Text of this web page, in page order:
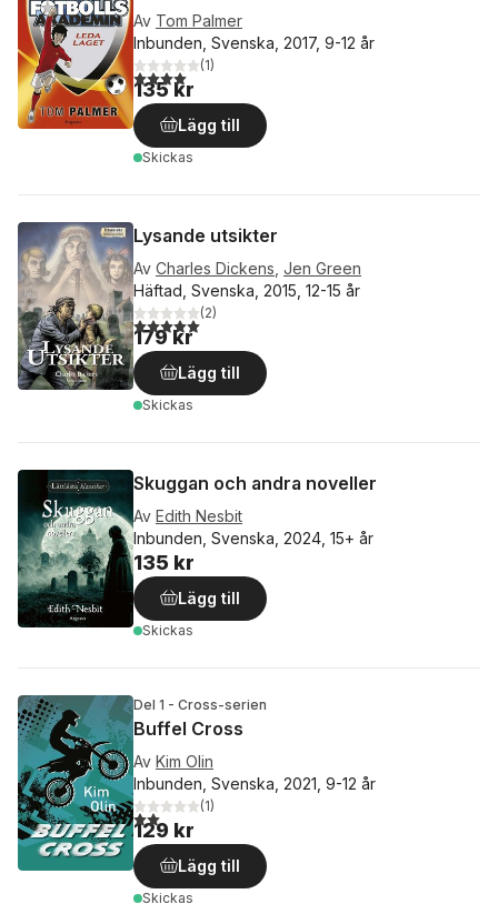
Av Tom Palmer
Inbunden, Svenska, 2017, 9-12 år
4,0utav 5 stjärnor. Totalt antal röster:
(1)
135 kr
Lägg till
Skickas
Lysande utsikter
Av Charles Dickens Jen Green
Häftad, Svenska, 2015, 12-15 år
5,0utav 5 stjärnor. Totalt antal röster:
(2)
179 kr
Lägg till
Skickas
Skuggan och andra noveller
Av Edith Nesbit
Inbunden, Svenska, 2024, 15+ år
135 kr
Lägg till
Skickas
Del 1 - Cross-serien
Buffel Cross
Av Kim Olin
Inbunden, Svenska, 2021, 9-12 år
2,0utav 5 stjärnor. Totalt antal röster:
(1)
129 kr
Lägg till
Skickas